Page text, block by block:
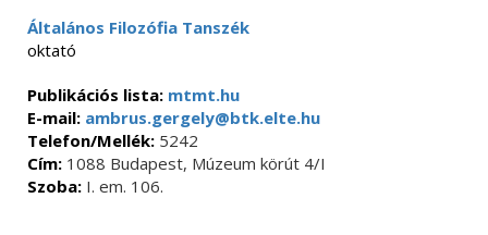
Általános Filozófia Tanszék
oktató
Publikációs lista: mtmt.hu
E-mail: ambrus.gergely@btk.elte.hu
Telefon/Mellék: 5242
Cím: 1088 Budapest, Múzeum körút 4/I
Szoba: I. em. 106.